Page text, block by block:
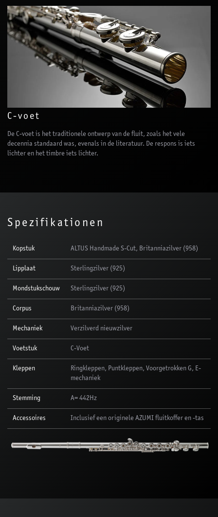
C-voet
De C-voet is het traditionele ontwerp van de fluit, zoals het vele
decennia standaard was, evenals in de literatuur. De respons is iets
lichter en het timbre iets lichter.
Spezifikationen
Kopstuk ALTUS Handmade S-Cut, Britanniazilver (958)
Lipplaat Sterlingzilver (925)
Mondstukschouw Sterlingzilver (925)
Corpus Britanniazilver (958)
Mechaniek Verzilverd nieuwzilver
Voetstuk C-Voet
Kleppen
Ringkleppen, Puntkleppen, Voorgetrokken G, E-
mechaniek
Stemming A= 442Hz
Accessoires Inclusief een originele AZUMI fluitkoffer en -tas